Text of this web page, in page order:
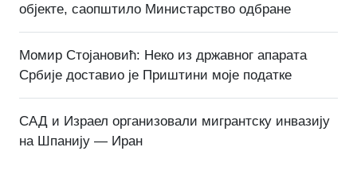
објекте, саопштило Министарство одбране
Момир Стојановић: Неко из државног апарата
Србије доставио је Приштини моје податке
САД и Израел организовали мигрантску инвазију
на Шпанију — Иран